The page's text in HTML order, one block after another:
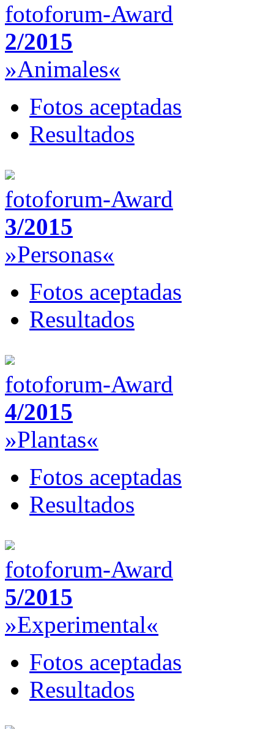
fotoforum-Award
2/2015
»Animales«
Fotos aceptadas
Resultados
fotoforum-Award
3/2015
»Personas«
Fotos aceptadas
Resultados
fotoforum-Award
4/2015
»Plantas«
Fotos aceptadas
Resultados
fotoforum-Award
5/2015
»Experimental«
Fotos aceptadas
Resultados